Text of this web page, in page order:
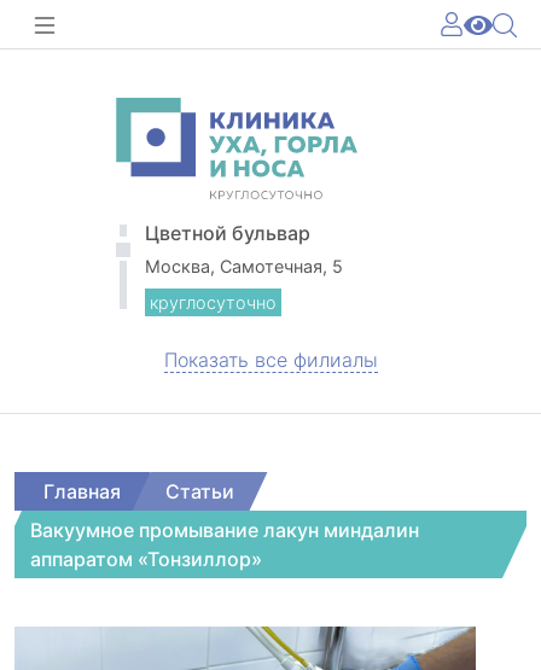
Цветной бульвар
Москва, Самотечная, 5
круглосуточно
Показать все филиалы
Главная
Статьи
Вакуумное промывание лакун миндалин
аппаратом «Тонзиллор»